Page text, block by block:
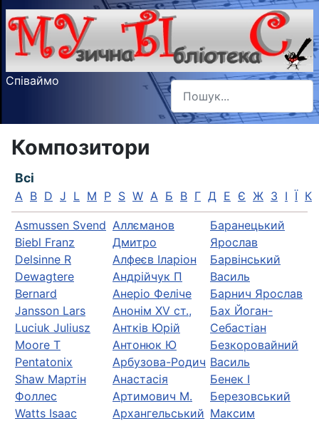
Співаймо Пошук
Type 2 or more characters
Композитори
Всі
A B D J L M P S W А Б В Г Д Е Є Ж З І Ї К
Asmussen Svend
Biebl Franz
Delsinne R
Dewagtere
Bernard
Jansson Lars
Luciuk Juliusz
Moore Т
Pentatonix
Shaw Мартін
Фоллес
Watts Isaac
Аллєманов
Дмитро
Алфеєв Іларіон
Андрійчук П
Анеріо Феліче
Анонім XV ст.,
Антків Юрій
Антонюк Ю
Арбузова-Родич
Анастасія
Артимович М.
Архангельський
Баранецький
Ярослав
Барвінський
Василь
Барнич Ярослав
Бах Йоган-
Себастіан
Безкоровайний
Василь
Бенек І
Березовський
Максим